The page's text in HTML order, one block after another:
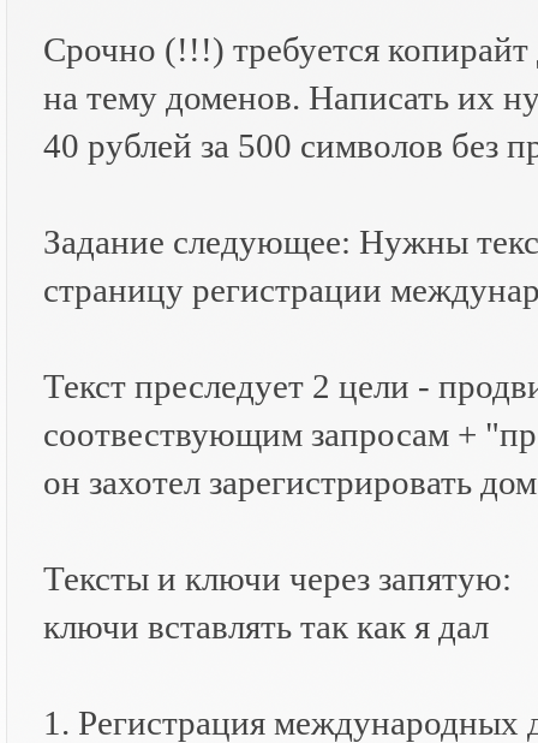
Срочно (!!!) требуется
на тему доменов. Написать их
40 рублей за 500 символов без
Задание следующее: Нужны
страницу регистрации
Текст преследует 2 цели -
соотвествующим запросам +
он захотел зарегистрировать
Тексты и ключи через запятую:
ключи вставлять так как я дал
1. Регистрация международных